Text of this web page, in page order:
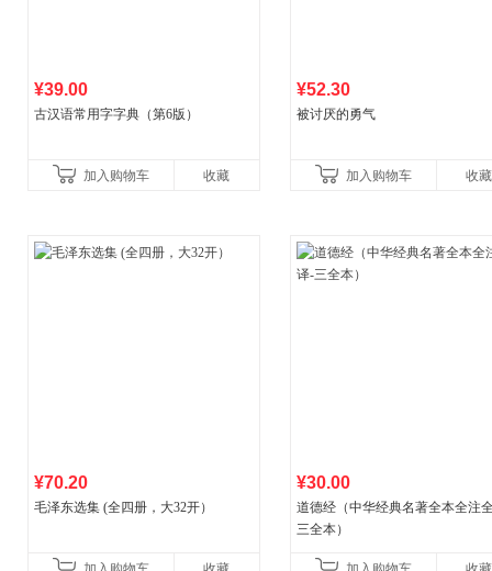
¥39.00
古汉语常用字字典（第6版）
加入购物车 收藏
¥52.30
被讨厌的勇气
加入购物车 收藏
¥70.20
毛泽东选集 (全四册，大32开）
¥30.00
道德经（中华经典名著全本全注
三全本）